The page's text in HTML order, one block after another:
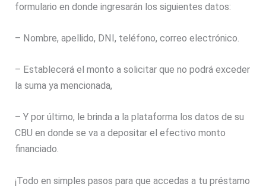
formulario en donde ingresarán los siguientes datos:
– Nombre, apellido, DNI, teléfono, correo electrónico.
– Establecerá el monto a solicitar que no podrá exceder
la suma ya mencionada,
– Y por último, le brinda a la plataforma los datos de su
CBU en donde se va a depositar el efectivo monto
financiado.
¡Todo en simples pasos para que accedas a tu préstamo